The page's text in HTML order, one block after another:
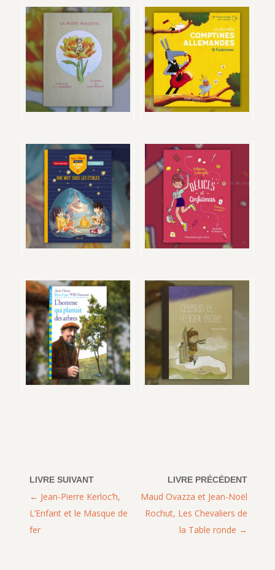
Maud Ovazza et Jean-Noël
Rochut, Les Chevaliers de
la Table ronde
Jean-Pierre Kerloc’h,
L’Enfant et le Masque de
fer